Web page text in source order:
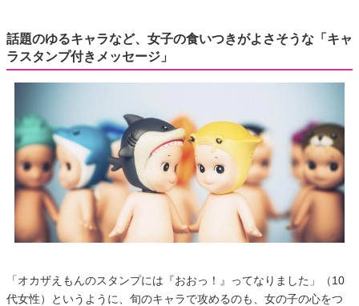
話題のゆるキャラなど、女子の食いつきがよさそうな「キャ
ラスタンプ付きメッセージ」
「オカザえもんのスタンプには『おおっ！』ってなりました」（10
代女性）というように、旬のキャラで攻めるのも、女の子の心をつ